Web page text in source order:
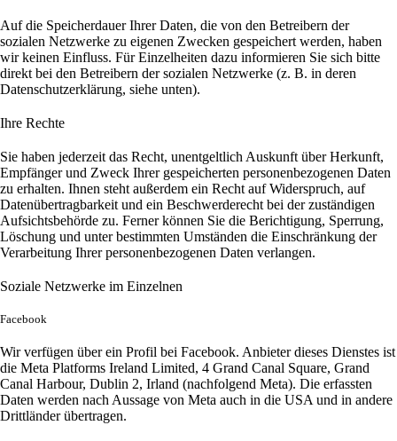
Auf die Speicherdauer Ihrer Daten, die von den Betreibern der
sozialen Netzwerke zu eigenen Zwecken gespeichert werden, haben
wir keinen Einfluss. Für Einzelheiten dazu informieren Sie sich bitte
direkt bei den Betreibern der sozialen Netzwerke (z. B. in deren
Datenschutzerklärung, siehe unten).
Ihre Rechte
Sie haben jederzeit das Recht, unentgeltlich Auskunft über Herkunft,
Empfänger und Zweck Ihrer gespeicherten personenbezogenen Daten
zu erhalten. Ihnen steht außerdem ein Recht auf Widerspruch, auf
Datenübertragbarkeit und ein Beschwerderecht bei der zuständigen
Aufsichtsbehörde zu. Ferner können Sie die Berichtigung, Sperrung,
Löschung und unter bestimmten Umständen die Einschränkung der
Verarbeitung Ihrer personenbezogenen Daten verlangen.
Soziale Netzwerke im Einzelnen
Facebook
Wir verfügen über ein Profil bei Facebook. Anbieter dieses Dienstes ist
die Meta Platforms Ireland Limited, 4 Grand Canal Square, Grand
Canal Harbour, Dublin 2, Irland (nachfolgend Meta). Die erfassten
Daten werden nach Aussage von Meta auch in die USA und in andere
Drittländer übertragen.